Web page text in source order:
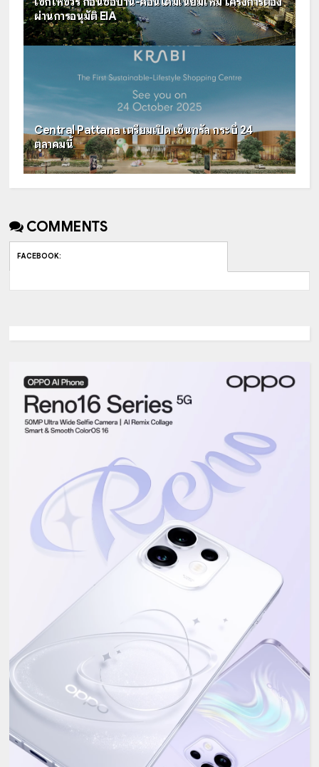
ผ่านการอนุมัติ EIA
Central Pattana เตรียมเปิด เซ็นทรัล กระบี่ 24
ตุลาคมนี้
COMMENTS
FACEBOOK: